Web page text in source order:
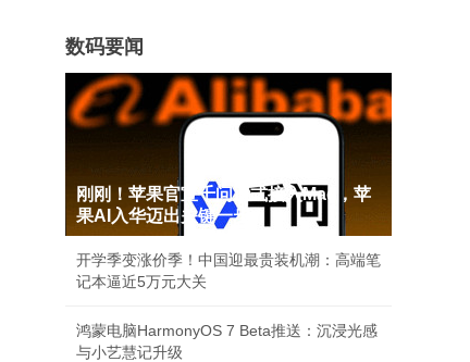
数码要闻
刚刚！苹果官宣千问正式接入Mac，苹
果AI入华迈出关键一步
开学季变涨价季！中国迎最贵装机潮：高端笔
记本逼近5万元大关
鸿蒙电脑HarmonyOS 7 Beta推送：沉浸光感
与小艺慧记升级